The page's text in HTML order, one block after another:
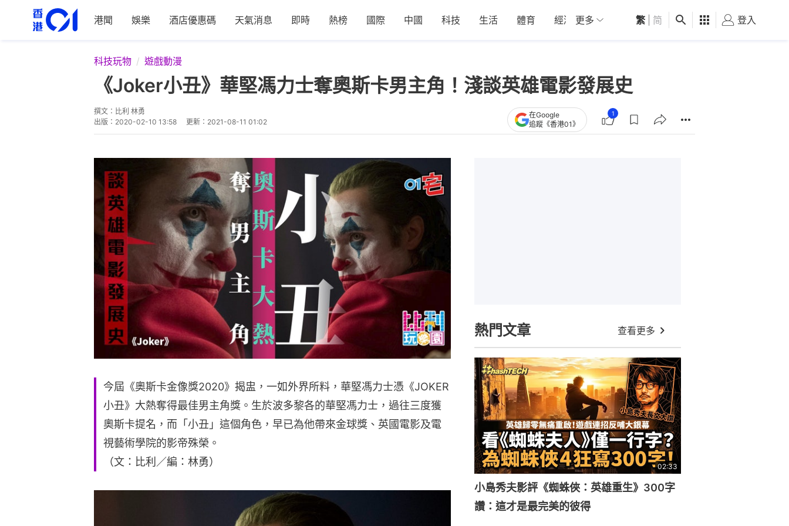
港聞 娛樂 酒店優惠碼 天氣消息 即時 熱榜 國際 中國 科技 生活 體育 經濟 01深圳 觀點 健康 好食玩飛
更多 繁 简 登入
科技玩物 遊戲動漫
《Joker小丑》華堅馮力士奪奧斯卡男主角！淺談英雄電影發展史
撰文： 比利 林勇
出版： 2020-02-10 13:58 更新： 2021-08-11 01:02
在Google
追蹤《香港01》
1
今屆《奧斯卡金像獎2020》揭盅，一如外界所料，華堅馮力士憑《JOKER
小丑》大熱奪得最佳男主角獎。生於波多黎各的華堅馮力士，過往三度獲
奧斯卡提名，而「小丑」這個角色，早已為他帶來金球獎、英國電影及電
視藝術學院的影帝殊榮。
（文：比利／編：林勇）
熱門文章 查看更多
02:33
小島秀夫影評《蜘蛛俠：英雄重生》300字
讚：這才是最完美的彼得